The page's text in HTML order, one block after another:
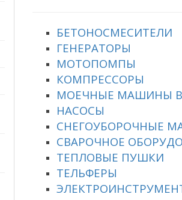
БЕТОНОСМЕСИТЕЛИ
ГЕНЕРАТОРЫ
МОТОПОМПЫ
КОМПРЕССОРЫ
МОЕЧНЫЕ МАШИНЫ
НАСОСЫ
СНЕГОУБОРОЧНЫЕ
СВАРОЧНОЕ
ТЕПЛОВЫЕ ПУШКИ
ТЕЛЬФЕРЫ